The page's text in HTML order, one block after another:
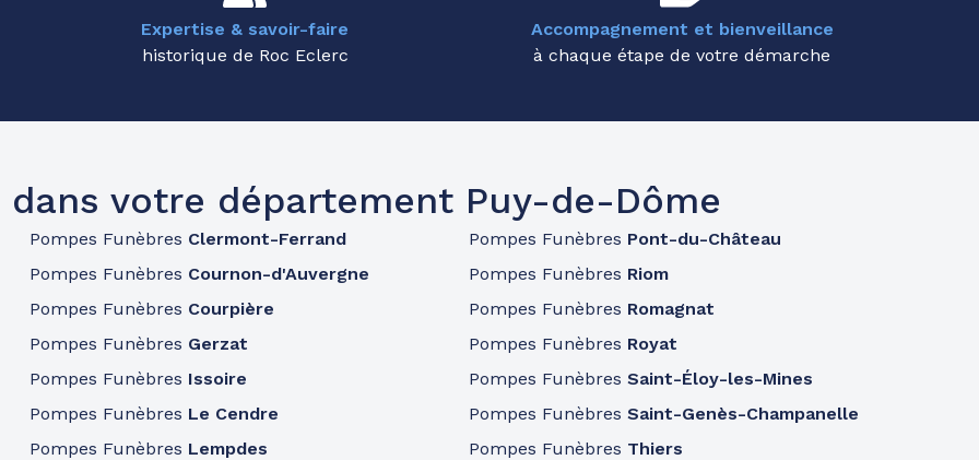
48.2km
Expertise & savoir-faire
historique de Roc Eclerc
Accompagnement et bienveillance
à chaque étape de votre démarche
dans votre département Puy-de-Dôme
Pompes Funèbres Clermont-Ferrand
Pompes Funèbres Cournon-d'Auvergne
Pompes Funèbres Courpière
Pompes Funèbres Gerzat
Pompes Funèbres Issoire
Pompes Funèbres Le Cendre
Pompes Funèbres Lempdes
Pompes Funèbres Pont-du-Château
Pompes Funèbres Riom
Pompes Funèbres Romagnat
Pompes Funèbres Royat
Pompes FunèbresSaint-Éloy-les-Mines
Pompes FunèbresSaint-Genès-Champanelle
Pompes Funèbres Thiers